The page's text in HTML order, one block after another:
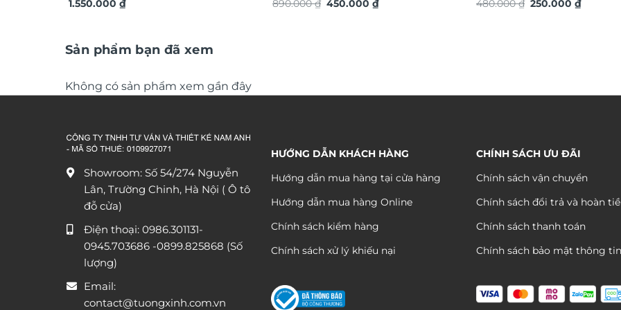
TG4914S
1.550.000₫
TG4916S
890.000₫ Giá
450.000₫Giá
thuật TG4911S
480.000₫ Giá
250.000₫Giá
Sản phẩm bạn đã xem
Không có sản phẩm xem gần đây
Showroom: Số 54/274 Nguyễn
Lân, Trường Chinh, Hà Nội ( Ô tô
đỗ cửa)
Điện thoại: 0986.301131-
0945.703686 -0899.825868 (Số
lượng)
Email:
contact@tuongxinh.com.vn
HƯỚNG DẪN KHÁCH HÀNG
Hướng dẫn mua hàng tại cửa hàng
Hướng dẫn mua hàng Online
Chính sách kiểm hàng
Chính sách xử lý khiếu nại
CHÍNH SÁCH ƯU ĐÃI
Chính sách vận chuyển
Chính sách đổi trả và hoàn
Chính sách thanh toán
Chính sách bảo mật thông tin